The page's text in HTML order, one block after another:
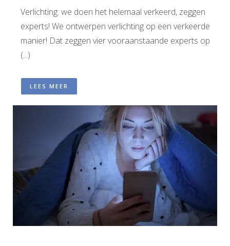
Verlichting: we doen het helemaal verkeerd, zeggen
experts! We ontwerpen verlichting op een verkeerde
manier! Dat zeggen vier vooraanstaande experts op
(...)
LEES MEER